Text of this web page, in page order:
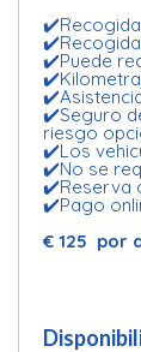
✔️Puede
✔️Seguro
riesgo
✔️Los
✔️No se
✔️Reserva
✔️Pago
€ 125 por